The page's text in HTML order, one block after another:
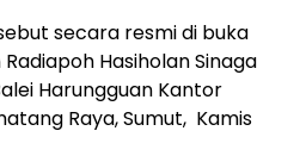
secara resmi di buka
Hasiholan Sinaga
Harungguan Kantor
Raya, Sumut, Kamis